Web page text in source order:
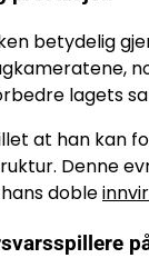
betydelig
lagets
at han kan
Denne
doble